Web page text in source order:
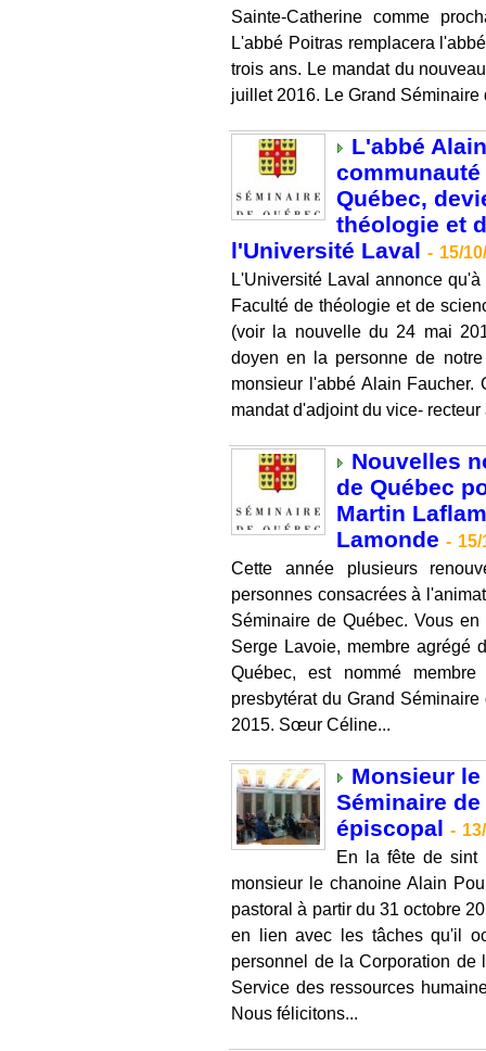
Sainte-Catherine comme
L'abbé Poitras remplacera
trois ans. Le mandat du
juillet 2016. Le Grand Séminaire
L'abbé
Québec,
théologie et
l'Université Laval - 15/
L'Université Laval annonce
Faculté de théologie et de
(voir la nouvelle du 24 mai
doyen en la personne de
monsieur l'abbé Alain
mandat d'adjoint du vice-
Nouvelles
de Québec
Martin
Lamonde -
Cette année plusieurs
personnes consacrées à
Séminaire de Québec. Vous
Serge Lavoie, membre agrégé
Québec, est nommé
presbytérat du Grand
2015. Sœur Céline...
Monsieur
Séminaire
épiscopal -
En la fête de sint
monsieur le chanoine Alain
pastoral à partir du 31 octobre
en lien avec les tâches qu'il
personnel de la Corporation de
Service des ressources
Nous félicitons...